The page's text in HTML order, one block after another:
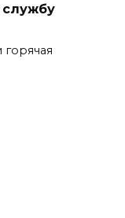
службу
горячая